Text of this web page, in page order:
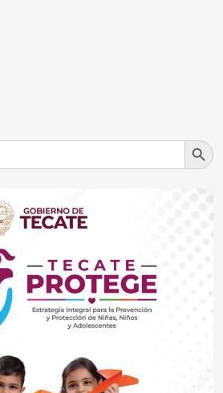
Search